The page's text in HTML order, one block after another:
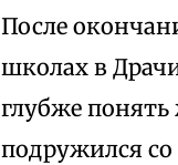
После
школах в
глубже
подружился